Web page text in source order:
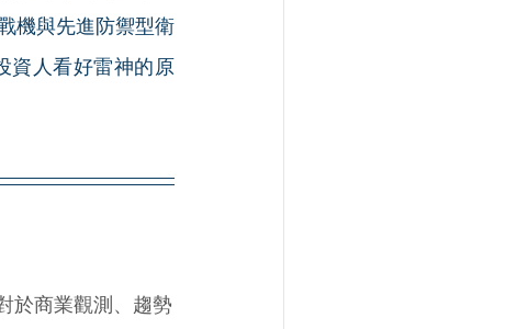
機與先進防禦型衛
資人看好雷神的原
於商業觀測、趨勢